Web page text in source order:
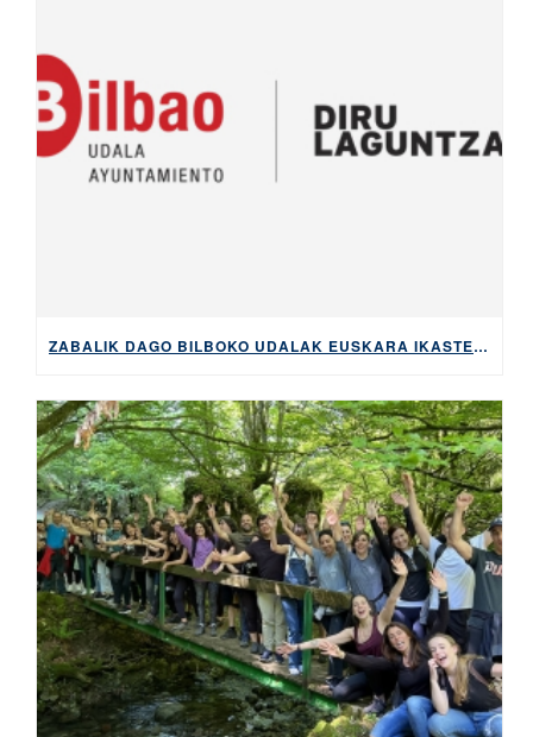
ZABALIK DAGO BILBOKO UDALAK EUSKARA IKASTEKO ESKAINTZEN DITUEN DIRULAGUNTZAK ESKATZEKO EPEA, 2026KO MAIATZAREN 5ERA ARTE